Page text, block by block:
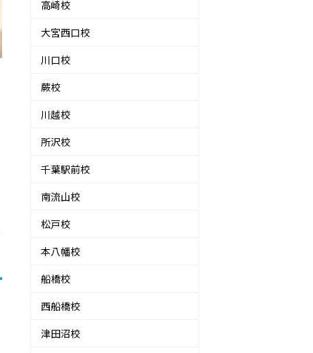
高崎校
大宮西口校
川口校
蕨校
川越校
所沢校
千葉駅前校
南流山校
松戸校
本八幡校
船橋校
西船橋校
津田沼校